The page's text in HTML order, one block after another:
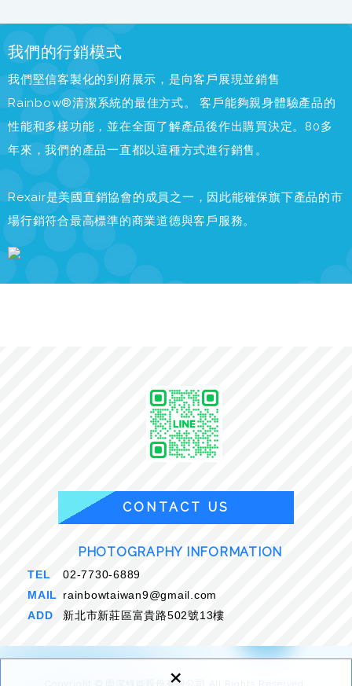
×
我們的行銷模式
我們堅信客製化的到府展示，是向客戶展現並銷售
Rainbow®清潔系統的最佳方式。 客戶能夠親身體驗產品的
性能和多樣功能，並在全面了解產品後作出購買決定。80多
年來，我們的產品一直都以這種方式進行銷售。
Rexair是美國直銷協會的成員之一，因此能確保旗下產品的市
場行銷符合最高標準的商業道德與客戶服務。
CONTACT US
PHOTOGRAPHY INFORMATION
TEL
02-7730-6889
MAIL
rainbowtaiwan9@gmail.com
ADD
新北市新莊區富貴路502號13樓
Copyright © 雨潔綠能股份有限公司 All Rights Reserved.